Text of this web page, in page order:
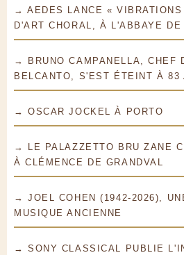
→ AEDES LANCE «
D'ART CHORAL, À L'ABBAYE
→ BRUNO CAMPANELLA, CHEF
BELCANTO, S'EST ÉTEINT À 83
→ OSCAR JOCKEL À PORTO
→ LE PALAZZETTO BRU ZANE
À CLÉMENCE DE GRANDVAL
→ JOEL COHEN (1942-2026),
MUSIQUE ANCIENNE
→ SONY CLASSICAL PUBLIE